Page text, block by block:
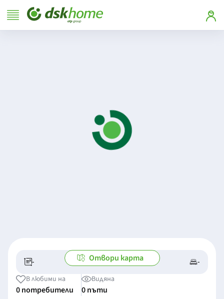
- -/- -
Отвори карта
В любими на
0 потребители
Видяна
0 пъти